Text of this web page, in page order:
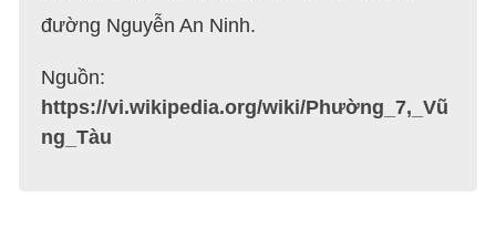
đường Nguyễn An Ninh.
Nguồn:
https://vi.wikipedia.org/wiki/Phường_7,_Vũ
ng_Tàu